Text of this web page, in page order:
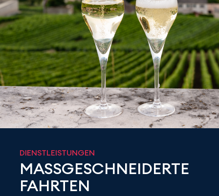
DIENSTLEISTUNGEN
MASSGESCHNEIDERTE F
AHRTEN